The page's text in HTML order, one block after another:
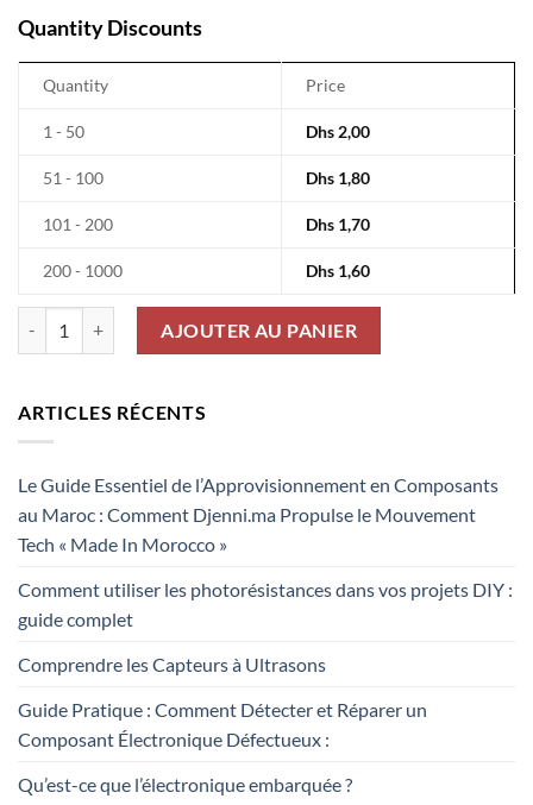
Quantity Discounts
Quantity Price
1 - 50 Dhs 2,00
51 - 100 Dhs 1,80
101 - 200 Dhs 1,70
200 - 1000 Dhs 1,60
AJOUTER AU PANIER
ARTICLES RÉCENTS
Le Guide Essentiel de l’Approvisionnement en Composants
au Maroc : Comment Djenni.ma Propulse le Mouvement
Tech « Made In Morocco »
Comment utiliser les photorésistances dans vos projets DIY :
guide complet
Comprendre les Capteurs à Ultrasons
Guide Pratique : Comment Détecter et Réparer un
Composant Électronique Défectueux :
Qu’est-ce que l’électronique embarquée ?